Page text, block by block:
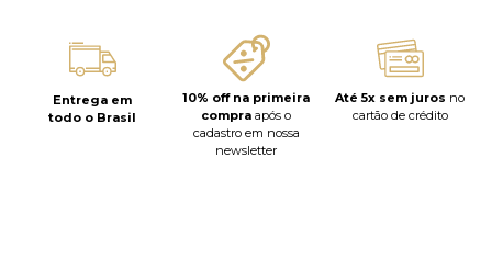
Entrega em
todo o Brasil
10% off na primeira
compra após o
cadastro em nossa
newsletter
Até 5x sem juros no
cartão de crédito